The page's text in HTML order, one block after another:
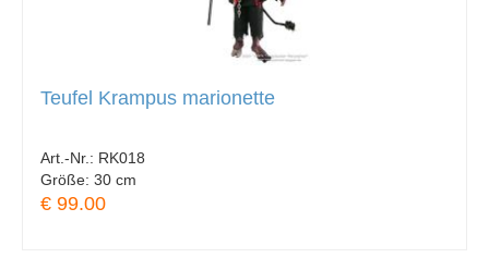
Teufel Krampus marionette
Art.-Nr.: RK018
Größe: 30 cm
€ 99.00